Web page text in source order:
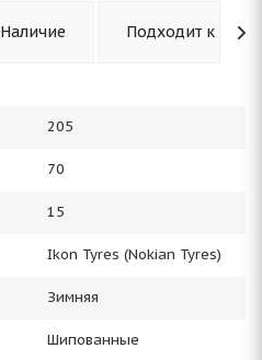
Наличие Подходит к авто
205
70
15
Ikon Tyres (Nokian Tyres)
Зимняя
Шипованные